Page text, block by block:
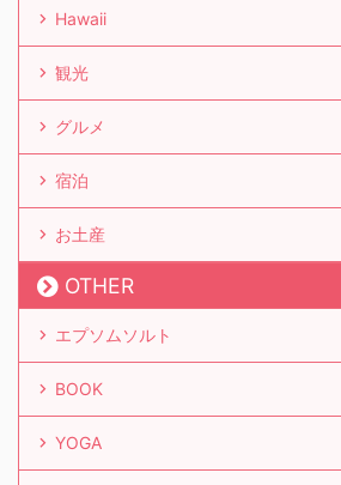
Hawaii
観光
グルメ
宿泊
お土産
OTHER
エプソムソルト
BOOK
YOGA